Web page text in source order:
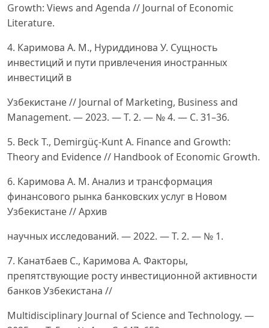
Growth: Views and Agenda // Journal of Economic
Literature.
4. Каримова А. М., Нуриддинова У. Сущность
инвестиций и пути привлечения иностранных
инвестиций в
Узбекистане // Journal of Marketing, Business and
Management. — 2023. — Т. 2. — № 4. — С. 31–36.
5. Beck T., Demirgüç-Kunt A. Finance and Growth:
Theory and Evidence // Handbook of Economic Growth.
6. Каримова А. М. Анализ и трансформация
финансового рынка банковских услуг в Новом
Узбекистане // Архив
научных исследований. — 2022. — Т. 2. — № 1.
7. Канатбаев С., Каримова А. Факторы,
препятствующие росту инвестиционной активности
банков Узбекистана //
Multidisciplinary Journal of Science and Technology. —